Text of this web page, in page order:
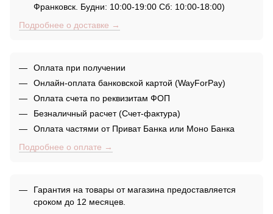
Франковск. Будни: 10:00-19:00 Сб: 10:00-18:00)
Подробнее о доставке →
Оплата при получении
Онлайн-оплата банковской картой (WayForPay)
Оплата счета по реквизитам ФОП
Безналичный расчет (Счет-фактура)
Оплата частями от Приват Банка или Моно Банка
Подробнее о оплате →
Гарантия на товары от магазина предоставляется
сроком до 12 месяцев.